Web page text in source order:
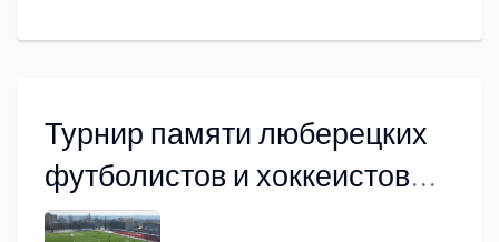
Турнир памяти люберецких
футболистов и хоккеистов
пройдёт в Дзержинском